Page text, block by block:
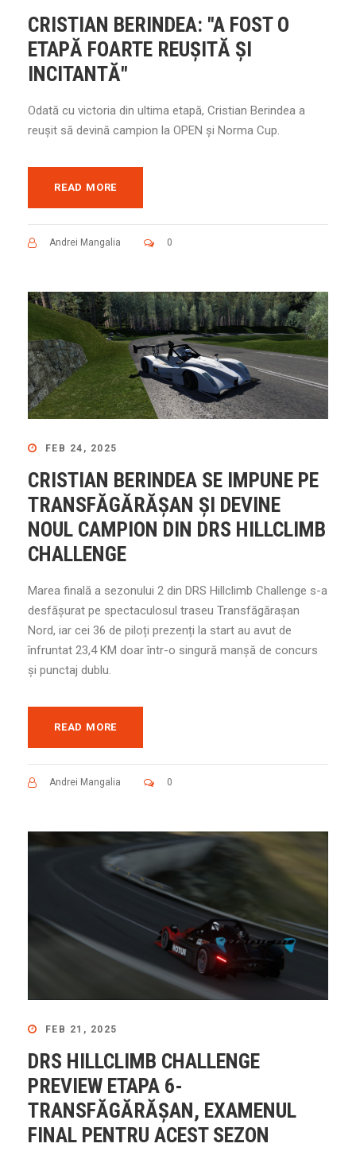
CRISTIAN BERINDEA: "A FOST O
ETAPĂ FOARTE REUȘITĂ ȘI
INCITANTĂ"
Odată cu victoria din ultima etapă, Cristian Berindea a
reușit să devină campion la OPEN și Norma Cup.
READ MORE
Andrei Mangalia 0
FEB 24, 2025
CRISTIAN BERINDEA SE IMPUNE PE
TRANSFĂGĂRĂȘAN ȘI DEVINE
NOUL CAMPION DIN DRS HILLCLIMB
CHALLENGE
Marea finală a sezonului 2 din DRS Hillclimb Challenge s-a
desfășurat pe spectaculosul traseu Transfăgărașan
Nord, iar cei 36 de piloți prezenți la start au avut de
înfruntat 23,4 KM doar într-o singură manșă de concurs
și punctaj dublu.
READ MORE
Andrei Mangalia 0
FEB 21, 2025
DRS HILLCLIMB CHALLENGE
PREVIEW ETAPA 6-
TRANSFĂGĂRĂȘAN, EXAMENUL
FINAL PENTRU ACEST SEZON